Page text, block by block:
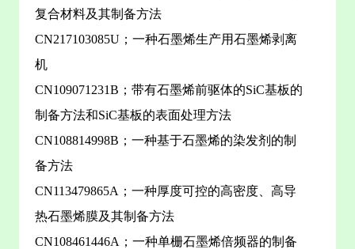
复合材料及其制备方法
CN217103085U；一种石墨烯生产用石墨烯剥离
机
CN109071231B；带有石墨烯前驱体的SiC基板的
制备方法和SiC基板的表面处理方法
CN108814998B；一种基于石墨烯的染发剂的制
备方法
CN113479865A；一种厚度可控的高密度、高导
热石墨烯膜及其制备方法
CN108461446A；一种单栅石墨烯倍频器的制备